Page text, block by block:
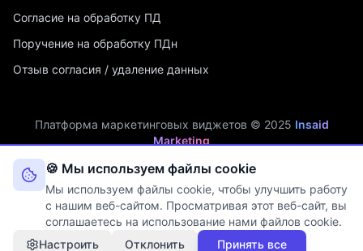
Согласие на обработку ПД
Поручение на обработку ПДн
Отзыв согласия / удаление данных
Платформа маркетинговых виджетов © 2025 Insaid
Marketing
ИП Мухамадеев Р.А. | ИНН: 740704342750 | ОГРНИП:
321745600019048
Оператор персональных данных. Рег. № 74-25-030077 в реестре
Роскомнадзора (Приказ № 108 от 03.06.2025)
🍪 Мы используем файлы cookie
Мы используем файлы cookie, чтобы улучшить работу
с нашим веб-сайтом. Просматривая этот веб-сайт, вы
соглашаетесь на использование нами файлов cookie.
Настроить
Отклонить Принять все